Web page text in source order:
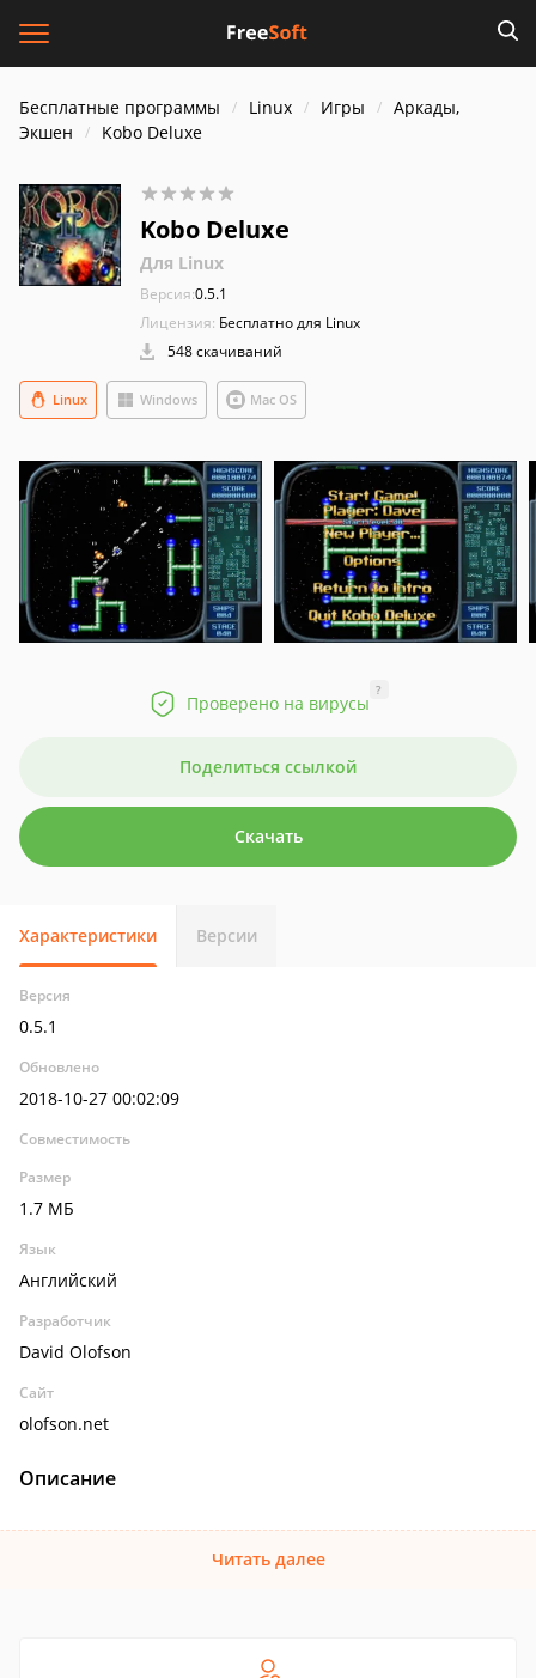
Бесплатные программы Linux Игры
Аркады,
Экшен
Kobo Deluxe
Kobo Deluxe
Для Linux
Версия:0.5.1
Лицензия: Бесплатно для Linux
548 скачиваний
Windows
Linux Mac OS
Проверено на вирусы
?
Поделиться ссылкой
Скачать
Характеристики Версии
Версия
0.5.1
Обновлено
2018-10-27 00:02:09
Совместимость
Размер
1.7 МБ
Язык
Английский
Разработчик
David Olofson
Сайт
olofson.net
Описание
Читать далее